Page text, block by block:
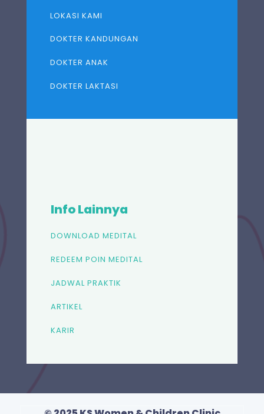
LOKASI KAMI
DOKTER KANDUNGAN
DOKTER ANAK
DOKTER LAKTASI
Info Lainnya
DOWNLOAD MEDITAL
REDEEM POIN MEDITAL
JADWAL PRAKTIK
ARTIKEL
KARIR